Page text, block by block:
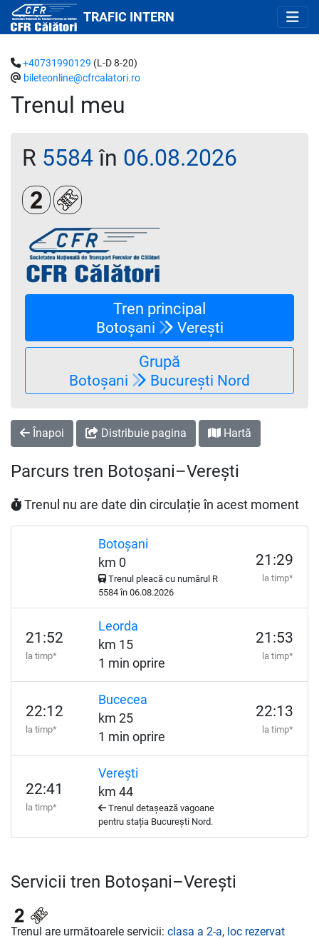
TRAFIC INTERN
Trenul meu
+40731990129 (L-D 8-20)
bileteonline@cfrcalatori.ro
R 5584în 06.08.2026
Clasa a 2-aLoc rezervat (opțional)
Tren principal
Botoșani Verești
Grupă
Botoșani București Nord
Înapoi Distribuie pagina Hartă
Parcurs tren Botoșani–Verești
Trenul nu are date din circulație în acest moment
Botoșani
km 0
Trenul pleacă cu numărul R
5584 în 06.08.2026
21:29
la timp*
21:52
la timp*
Leorda
km 15
1 min oprire
21:53
la timp*
22:12
la timp*
Bucecea
km 25
1 min oprire
22:13
la timp*
22:41
la timp*
Verești
km 44
Trenul detașează vagoane
pentru stația București Nord.
Servicii tren Botoșani–Verești
Trenul are următoarele servicii: clasa a 2-a, loc rezervat